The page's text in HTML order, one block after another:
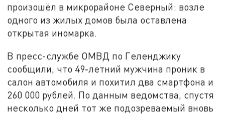
произошёл в микрорайоне Северный: возле
одного из жилых домов была оставлена
открытая иномарка.
В пресс-службе ОМВД по Геленджику
сообщили, что 49‑летний мужчина проник в
салон автомобиля и похитил два смартфона и
260 000 рублей. По данным ведомства, спустя
несколько дней тот же подозреваемый вновь